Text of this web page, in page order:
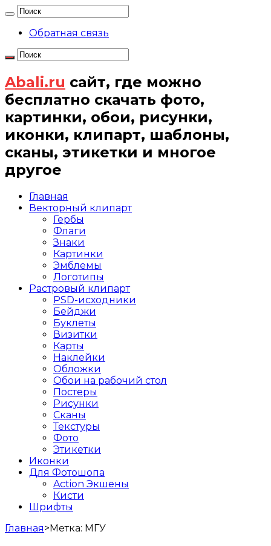
Обратная связь
Abali.ru сайт, где можно
бесплатно скачать фото,
картинки, обои, рисунки,
иконки, клипарт, шаблоны,
сканы, этикетки и многое
другое
Главная
Векторный клипарт
Гербы
Флаги
Знаки
Картинки
Эмблемы
Логотипы
Растровый клипарт
PSD-исходники
Бейджи
Буклеты
Визитки
Карты
Наклейки
Обложки
Обои на рабочий стол
Постеры
Рисунки
Сканы
Текстуры
Фото
Этикетки
Иконки
Для Фотошопа
Action Экшены
Кисти
Шрифты
Главная>Метка: МГУ